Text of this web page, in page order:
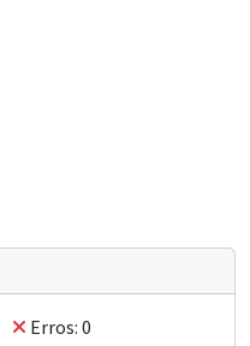
Erros: 0